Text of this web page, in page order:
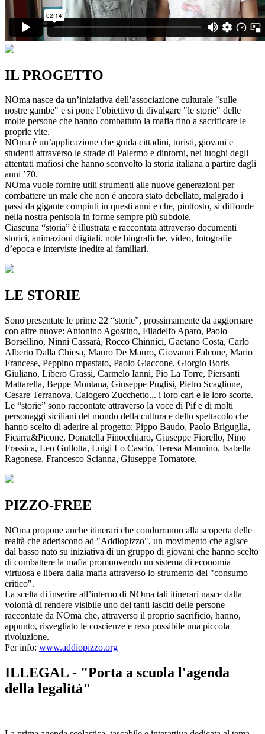
IL PROGETTO
NOma nasce da un’iniziativa dell’associazione culturale "sulle
nostre gambe" e si pone l’obiettivo di divulgare "le storie" delle
molte persone che hanno combattuto la mafia fino a sacrificare le
proprie vite.
NOma è un’applicazione che guida cittadini, turisti, giovani e
studenti attraverso le strade di Palermo e dintorni, nei luoghi degli
attentati mafiosi che hanno sconvolto la storia italiana a partire dagli
anni ’70.
NOma vuole fornire utili strumenti alle nuove generazioni per
combattere un male che non è ancora stato debellato, malgrado i
passi da gigante compiuti in questi anni e che, piuttosto, si diffonde
nella nostra penisola in forme sempre più subdole.
Ciascuna “storia” è illustrata e raccontata attraverso documenti
storici, animazioni digitali, note biografiche, video, fotografie
d’epoca e interviste inedite ai familiari.
LE STORIE
Sono presentate le prime 22 “storie”, prossimamente da aggiornare
con altre nuove: Antonino Agostino, Filadelfo Aparo, Paolo
Borsellino, Ninni Cassarà, Rocco Chinnici, Gaetano Costa, Carlo
Alberto Dalla Chiesa, Mauro De Mauro, Giovanni Falcone, Mario
Francese, Peppino mpastato, Paolo Giaccone, Giorgio Boris
Giuliano, Libero Grassi, Carmelo Iannì, Pio La Torre, Piersanti
Mattarella, Beppe Montana, Giuseppe Puglisi, Pietro Scaglione,
Cesare Terranova, Calogero Zucchetto... i loro cari e le loro scorte.
Le “storie” sono raccontate attraverso la voce di Pif e di molti
personaggi siciliani del mondo della cultura e dello spettacolo che
hanno scelto di aderire al progetto: Pippo Baudo, Paolo Briguglia,
Ficarra&Picone, Donatella Finocchiaro, Giuseppe Fiorello, Nino
Frassica, Leo Gullotta, Luigi Lo Cascio, Teresa Mannino, Isabella
Ragonese, Francesco Scianna, Giuseppe Tornatore.
PIZZO-FREE
NOma propone anche itinerari che condurranno alla scoperta delle
realtà che aderiscono ad "Addiopizzo", un movimento che agisce
dal basso nato su iniziativa di un gruppo di giovani che hanno scelto
di combattere la mafia promuovendo un sistema di economia
virtuosa e libera dalla mafia attraverso lo strumento del "consumo
critico".
La scelta di inserire all’interno di NOma tali itinerari nasce dalla
volontà di rendere visibile uno dei tanti lasciti delle persone
raccontate da NOma che, attraverso il proprio sacrificio, hanno,
appunto, risvegliato le coscienze e reso possibile una piccola
rivoluzione.
Per info: www.addiopizzo.org
ILLEGAL - "Porta a scuola l'agenda
della legalità"